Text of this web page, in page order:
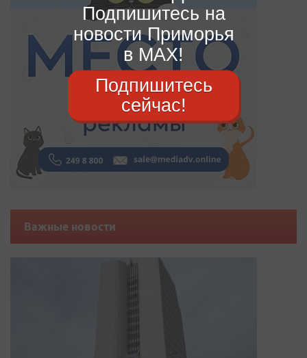
Важные новости
Подпишитесь на
новости Приморья
в MAX!
Подпишитесь
сейчас!